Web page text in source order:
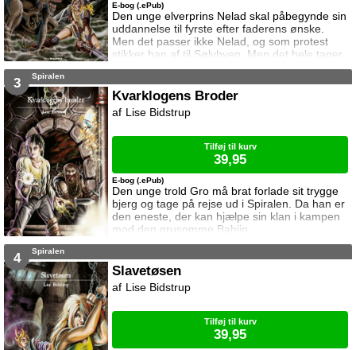
Den unge elverprins Nelad skal påbegynde sin
uddannelse til fyrste efter faderens ønske.
Men det passer ikke Nelad, og som protest
stikker han af til Sølvbyen. Men det hele tager
en dramatisk vending, da han møder jægeren
E-bog (.ePub)
3 Spiralen
Kvarklogens Broder
Den unge trold Gro må brat forlade sit trygge
bjerg og tage på rejse ud i Spiralen. Da han er
den eneste, der kan hjælpe sin klan i kampen
mod den grusomme Bahjin.
E-bog (.ePub)
Lise Bidstrup
Tilføj til kurv
39,95
4 Spiralen
Slavetøsen
Lise Bidstrup
Tilføj til kurv
39,95